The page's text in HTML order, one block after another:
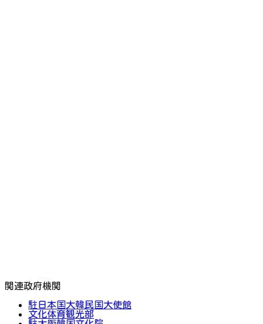
関連政府機関
駐日本国大韓民国大使館
文化体育観光部